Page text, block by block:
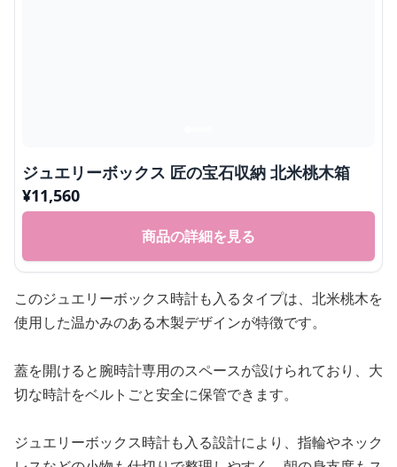
ジュエリーボックス 匠の宝石収納 北米桃木箱
¥11,560
商品の詳細を見る
このジュエリーボックス時計も入るタイプは、北米桃木を
使用した温かみのある木製デザインが特徴です。
蓋を開けると腕時計専用のスペースが設けられており、大
切な時計をベルトごと安全に保管できます。
ジュエリーボックス時計も入る設計により、指輪やネック